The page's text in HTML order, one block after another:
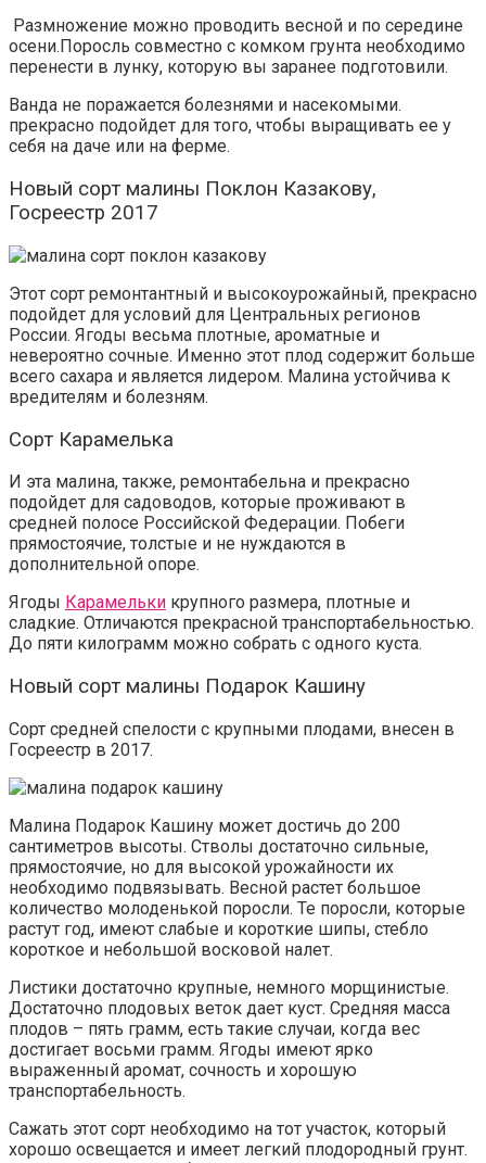
Размножение можно проводить весной и по середине
осени.Поросль совместно с комком грунта необходимо
перенести в лунку, которую вы заранее подготовили.
Ванда не поражается болезнями и насекомыми.
прекрасно подойдет для того, чтобы выращивать ее у
себя на даче или на ферме.
Новый сорт малины Поклон Казакову,
Госреестр 2017
Этот сорт ремонтантный и высокоурожайный, прекрасно
подойдет для условий для Центральных регионов
России. Ягоды весьма плотные, ароматные и
невероятно сочные. Именно этот плод содержит больше
всего сахара и является лидером. Малина устойчива к
вредителям и болезням.
Сорт Карамелька
И эта малина, также, ремонтабельна и прекрасно
подойдет для садоводов, которые проживают в
средней полосе Российской Федерации. Побеги
прямостоячие, толстые и не нуждаются в
дополнительной опоре.
Ягоды Карамельки крупного размера, плотные и
сладкие. Отличаются прекрасной транспортабельностью.
До пяти килограмм можно собрать с одного куста.
Новый сорт малины Подарок Кашину
Сорт средней спелости с крупными плодами, внесен в
Госреестр в 2017.
Малина Подарок Кашину может достичь до 200
сантиметров высоты. Стволы достаточно сильные,
прямостоячие, но для высокой урожайности их
необходимо подвязывать. Весной растет большое
количество молоденькой поросли. Те поросли, которые
растут год, имеют слабые и короткие шипы, стебло
короткое и небольшой восковой налет.
Листики достаточно крупные, немного морщинистые.
Достаточно плодовых веток дает куст. Средняя масса
плодов – пять грамм, есть такие случаи, когда вес
достигает восьми грамм. Ягоды имеют ярко
выраженный аромат, сочность и хорошую
транспортабельность.
Сажать этот сорт необходимо на тот участок, который
хорошо освещается и имеет легкий плодородный грунт.